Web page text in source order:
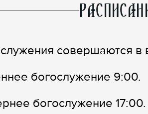
совершаются в
богослужение 9:00.
богослужение 17:00.